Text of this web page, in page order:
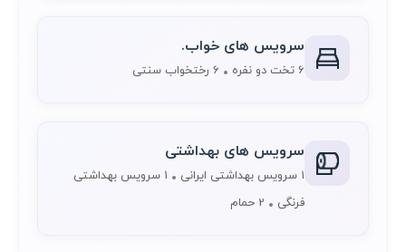
سرویس های خواب.
6 تخت دو نفره 6 رختخواب سنتی
سرویس های بهداشتی
1 سرویس بهداشتی ایرانی
1 سرویس بهداشتی
فرنگی
2 حمام